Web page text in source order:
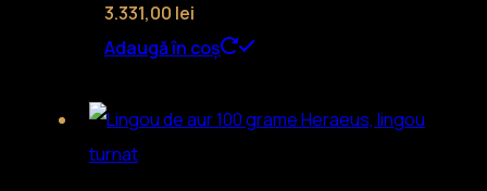
3.331,00 lei
Adaugă în coș